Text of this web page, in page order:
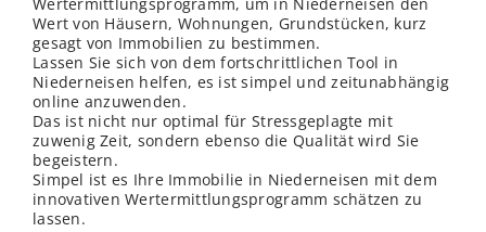
Wertermittlungsprogramm, um in Niederneisen den
Wert von Häusern, Wohnungen, Grundstücken, kurz
gesagt von Immobilien zu bestimmen.
Lassen Sie sich von dem fortschrittlichen Tool in
Niederneisen helfen, es ist simpel und zeitunabhängig
online anzuwenden.
Das ist nicht nur optimal für Stressgeplagte mit
zuwenig Zeit, sondern ebenso die Qualität wird Sie
begeistern.
Simpel ist es Ihre Immobilie in Niederneisen mit dem
innovativen Wertermittlungsprogramm schätzen zu
lassen.